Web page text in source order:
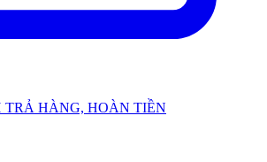
TRẢ HÀNG, HOÀN TIỀN